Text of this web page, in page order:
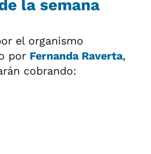
la semana
el organismo
por Fernanda Raverta,
cobrando: